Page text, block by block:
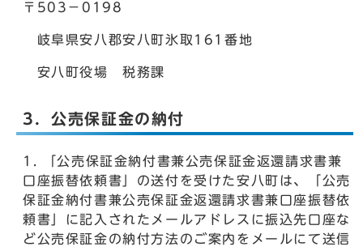
〒503－0198
岐阜県安八郡安八町氷取161番地
安八町役場 税務課
3．公売保証金の納付
「公売保証金納付書兼公売保証金返還請求書兼
口座振替依頼書」の送付を受けた安八町は、「公売
保証金納付書兼公売保証金返還請求書兼口座振替依
頼書」に記入されたメールアドレスに振込先口座な
ど公売保証金の納付方法のご案内をメールにて送信